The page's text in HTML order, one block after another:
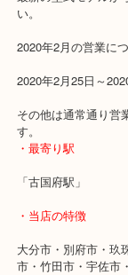
大分からお越しの
ありがとうございま
した。
い。
2020年2月の営業に
2020年2月25日～
その他は通常通
す。
・最寄り駅